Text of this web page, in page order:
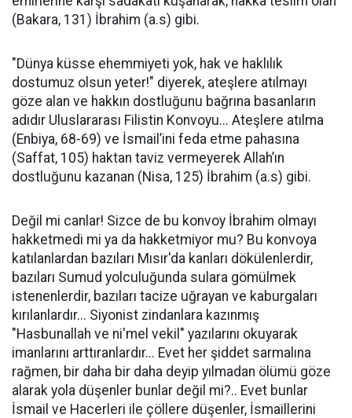
(Bakara, 131) İbrahim (a.s) gibi.
"Dünya küsse ehemmiyeti yok, hak ve haklılık
dostumuz olsun yeter!" diyerek, ateşlere atılmayı
göze alan ve hakkın dostluğunu bağrına basanların
adıdır Uluslararası Filistin Konvoyu... Ateşlere atılma
(Enbiya, 68-69) ve İsmail’ini feda etme pahasına
(Saffat, 105) haktan taviz vermeyerek Allah’ın
dostluğunu kazanan (Nisa, 125) İbrahim (a.s) gibi.
Değil mi canlar! Sizce de bu konvoy İbrahim olmayı
hakketmedi mi ya da hakketmiyor mu? Bu konvoya
katılanlardan bazıları Mısır'da kanları dökülenlerdir,
bazıları Sumud yolculuğunda sulara gömülmek
istenenlerdir, bazıları tacize uğrayan ve kaburgaları
kırılanlardır... Siyonist zindanlara kazınmış
"Hasbunallah ve ni'mel vekil" yazılarını okuyarak
imanlarını arttıranlardır... Evet her şiddet sarmalına
rağmen, bir daha bir daha deyip yılmadan ölümü göze
alarak yola düşenler bunlar değil mi?.. Evet bunlar
İsmail ve Hacerleri ile çöllere düşenler, İsmaillerini